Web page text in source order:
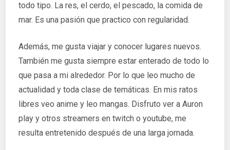
todo tipo. La res, el cerdo, el pescado, la comida de
mar. Es una pasión que practico con regularidad.
Además, me gusta viajar y conocer lugares nuevos.
También me gusta siempre estar enterado de todo lo
que pasa a mi alrededor. Por lo que leo mucho de
actualidad y toda clase de temáticas. En mis ratos
libres veo anime y leo mangas. Disfruto ver a Auron
play y otros streamers en twitch o youtube, me
resulta entretenido después de una larga jornada.